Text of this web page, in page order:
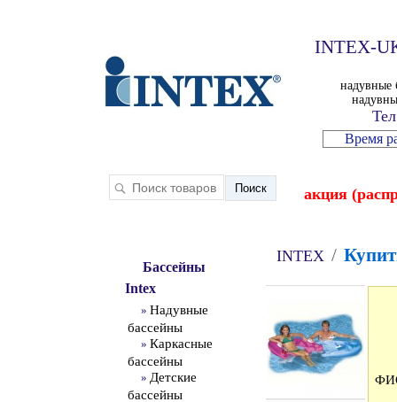
INTEX-
надувные
Время
акция
Бассейны
Intex
» Надувные
бассейны
» Каркасные
бассейны
» Детские
бассейны
INTEX /